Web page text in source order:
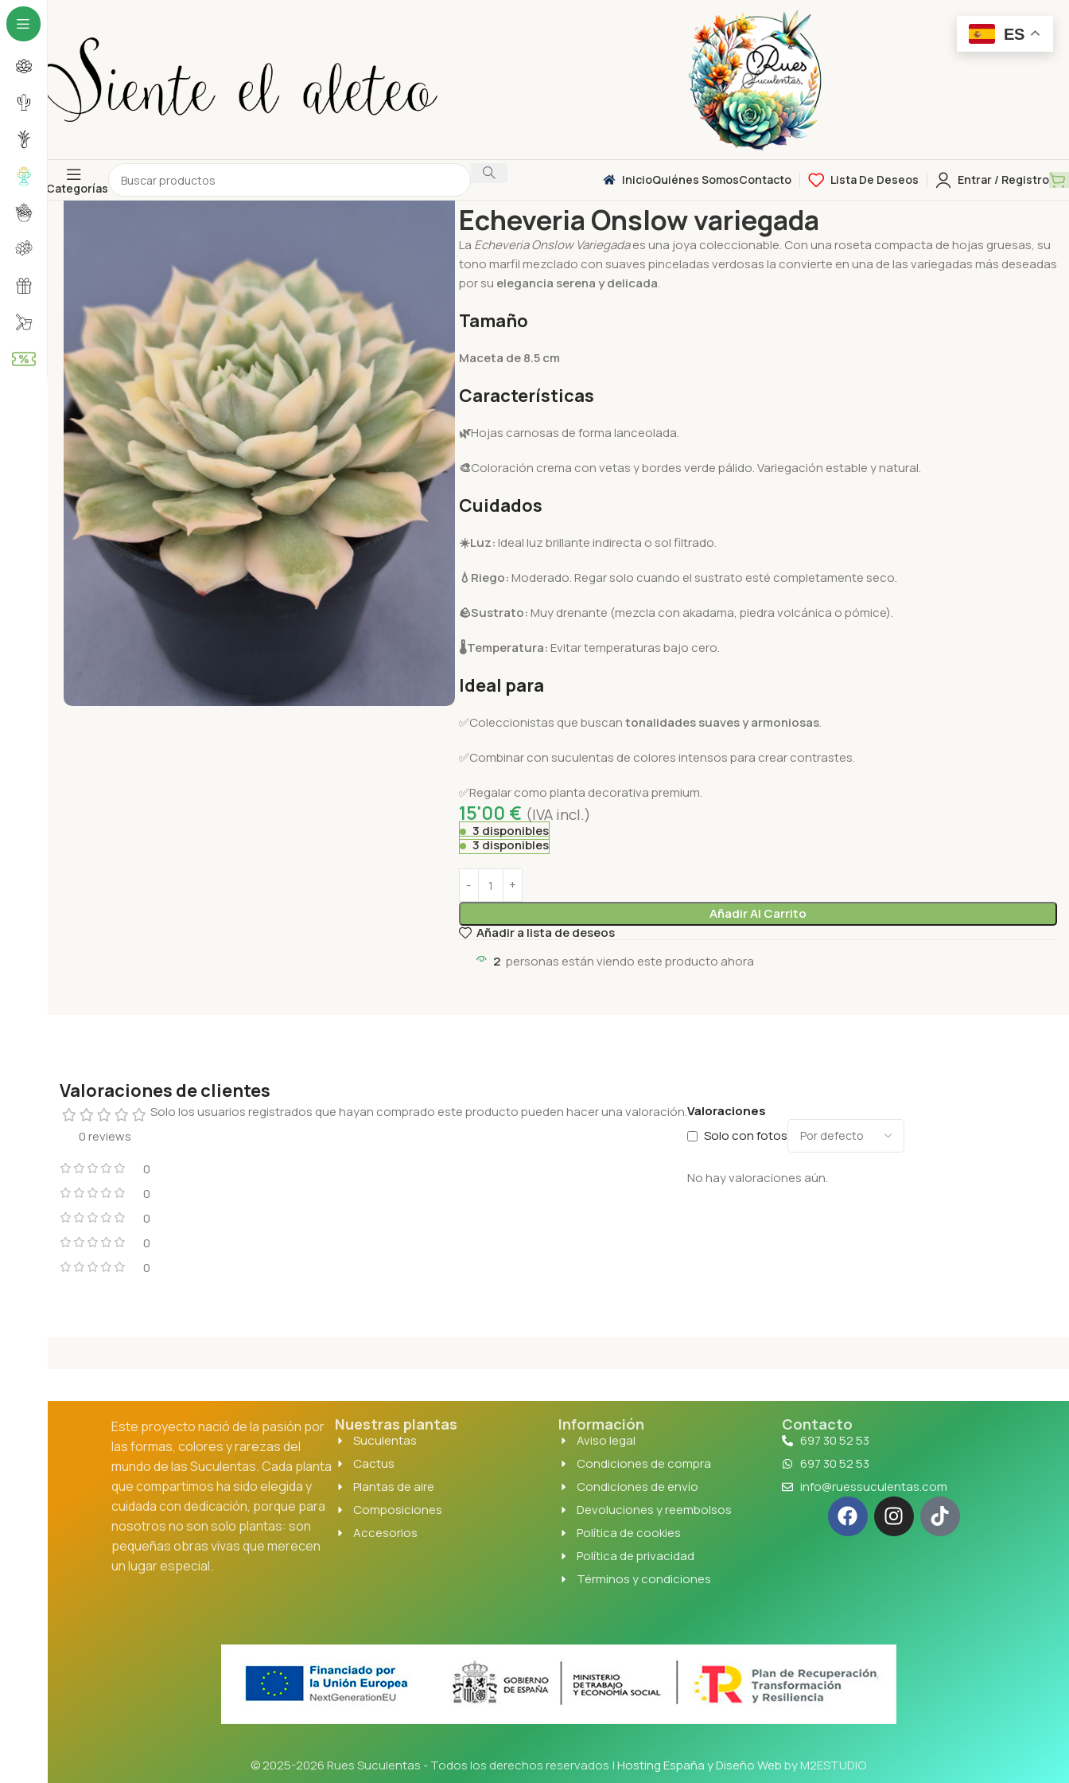
Categorías
InicioQuiénes SomosContacto Lista De Deseos Entrar / Registro
Inicio
Echeveria Onslow variegada
La Echeveria Onslow Variegadaes una joya coleccionable. Con una roseta compacta de hojas gruesas, su
tono marfil mezclado con suaves pinceladas verdosas la convierte en una de las variegadas más deseadas
por su elegancia serena y delicada.
Tamaño
Maceta de 8.5 cm
Características
🌿Hojas carnosas de forma lanceolada.
🎨Coloración crema con vetas y bordes verde pálido. Variegación estable y natural.
Cuidados
☀️Luz: Ideal luz brillante indirecta o sol filtrado.
💧 Riego: Moderado. Regar solo cuando el sustrato esté completamente seco.
🪨Sustrato: Muy drenante (mezcla con akadama, piedra volcánica o pómice).
🌡️Temperatura: Evitar temperaturas bajo cero.
Ideal para
✅Coleccionistas que buscantonalidades suaves y armoniosas.
✅Combinar con suculentas de colores intensos para crear contrastes.
✅Regalar como planta decorativa premium.
15'00 € (IVA incl.)
3 disponibles
3 disponibles
Añadir Al Carrito
Añadir a lista de deseos
2 personas están viendo este producto ahora
Valoraciones de clientes
0 reviews
0
0
0
0
0
Valoraciones
Solo con fotos
No hay valoraciones aún.
Solo los usuarios registrados que hayan comprado este producto pueden hacer una valoración.
Este proyecto nació de la pasión por
las formas, colores y rarezas del
mundo de las Suculentas. Cada planta
que compartimos ha sido elegida y
cuidada con dedicación, porque para
nosotros no son solo plantas: son
pequeñas obras vivas que merecen
un lugar especial.
Nuestras plantas
Suculentas
Cactus
Plantas de aire
Composiciones
Accesorios
Información
Aviso legal
Condiciones de compra
Condiciones de envío
Devoluciones y reembolsos
Política de cookies
Política de privacidad
Términos y condiciones
Contacto
697 30 52 53
697 30 52 53
info@ruessuculentas.com
© 2025-2026 Rues Suculentas - Todos los derechos reservados |Hosting España y Diseño Webby M2ESTUDIO
ES